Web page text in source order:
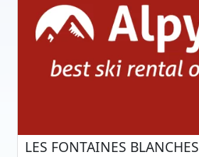
LES FONTAINES BLANCHES